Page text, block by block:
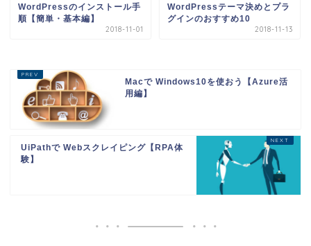
WordPressのインストール手
順【簡単・基本編】
2018-11-01
WordPressテーマ決めとプラ
グインのおすすめ10
2018-11-13
Macで Windows10を使おう【Azure活
用編】
UiPathで Webスクレイピング【RPA体
験】